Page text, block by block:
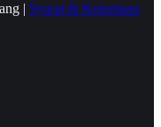
| Syarat & Ketentuan